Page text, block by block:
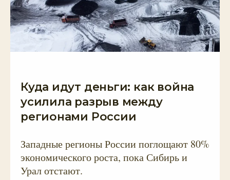
Куда идут деньги: как война
усилила разрыв между
регионами России
Западные регионы России поглощают 80%
экономического роста, пока Сибирь и
Урал отстают.